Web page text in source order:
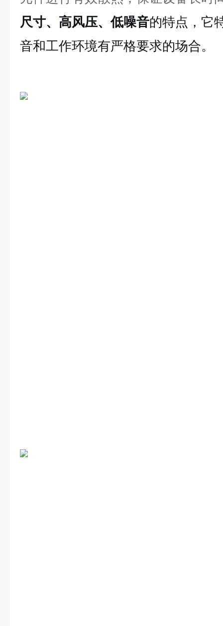
尺寸、高风压、低噪音的特点，它
音和工作环境有严格要求的场合。